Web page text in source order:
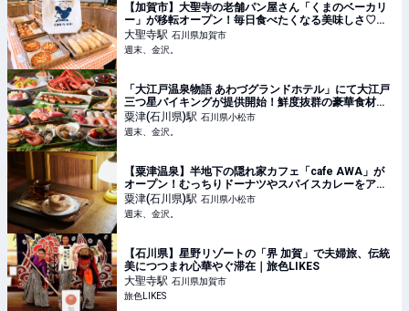
【加賀市】大聖寺の老舗パン屋さん「くまのベーカリ
ー」が移転オープン！毎日食べたくなる美味しさ♡レ
トロ可愛いオリジナルグッズにも注目♪【NEW
OPEN】 - 週末、金沢。
大聖寺駅 石川県加賀市
週末、金沢。
「大江戸温泉物語 あわづグランドホテル」にて大江戸
三つ星バイキングが提供開始！鮮度抜群の豪華食材を
食べ尽くそう♡【粟津温泉】 - 週末、金沢。
粟津(石川県)駅 石川県小松市
週末、金沢。
【粟津温泉】半地下の隠れ家カフェ「cafe AWA」が
オープン！むっちりドーナツやスパイスカレーをアン
ティークな空間で。【NEW OPEN】 - 週末、金沢。
粟津(石川県)駅 石川県小松市
週末、金沢。
【石川県】星野リゾートの「界 加賀」で夫婦旅、伝統
美につつまれ心華やぐ滞在｜旅色LIKES
大聖寺駅 石川県加賀市
旅色LIKES